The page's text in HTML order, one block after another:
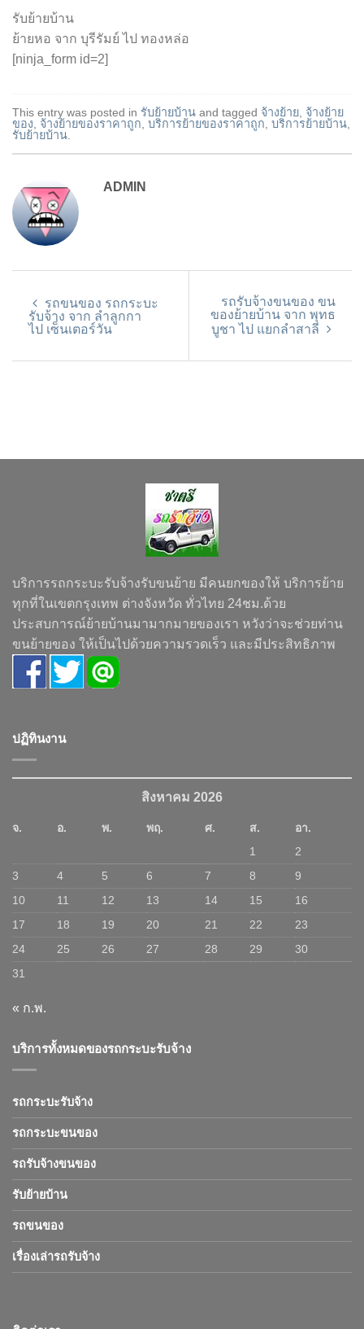
รับย้ายบ้าน
ย้ายหอ จาก บุรีรัมย์ ไป ทองหล่อ
[ninja_form id=2]
This entry was posted in รับย้ายบ้าน and tagged จ้างย้าย จ้างย้าย
ของ
จ้างย้ายของราคาถูก บริการย้ายของราคาถูก บริการย้ายบ้าน
รับย้ายบ้าน
ADMIN
รถขนของ รถกระบะ
รับจ้าง จาก ลำลูกกา
ไป เซ็นเตอร์วัน
รถรับจ้างขนของ ขน
ของย้ายบ้าน จาก พุทธ
บูชา ไป แยกลำสาลี
บริการรถกระบะรับจ้างรับขนย้าย มีคนยกของให้ บริการย้าย
ทุกที่ในเขตกรุงเทพ ต่างจังหวัด ทั่วไทย 24ชม.ด้วย
ประสบการณ์ย้ายบ้านมามากมายของเรา หวังว่าจะช่วยท่าน
ขนย้ายของ ให้เป็นไปด้วยความรวดเร็ว และมีประสิทธิภาพ
ปฏิทินงาน
สิงหาคม 2026
จ. อ. พ. พฤ. ศ. ส.
อา.
1
2
3
4 5 6 7 8
9
10
11 12 13 14 15
16
17
18 19 20 21 22
23
24
25 26 27 28 29
30
31
« ก.พ.
บริการทั้งหมดของรถกระบะรับจ้าง
รถกระบะรับจ้าง
รถกระบะขนของ
รถรับจ้างขนของ
รับย้ายบ้าน
รถขนของ
เรื่องเล่ารถรับจ้าง